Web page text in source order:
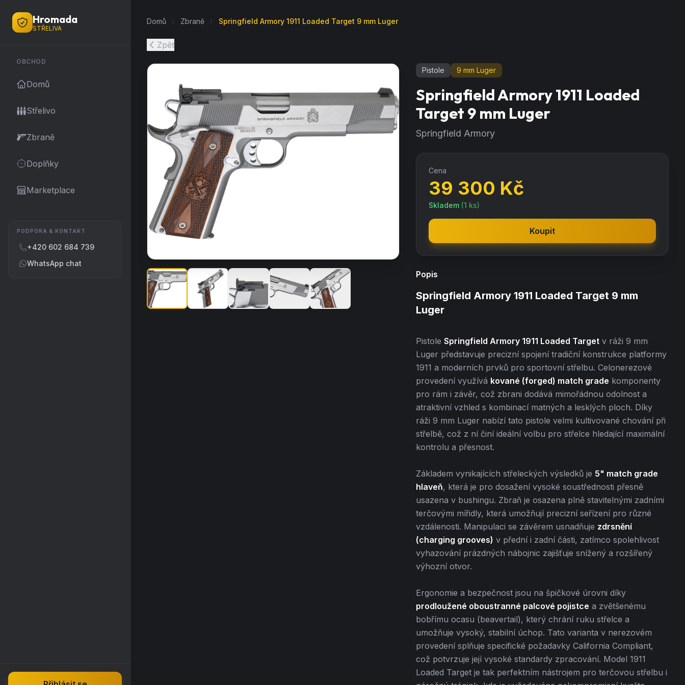
Hromada
STŘELIVA
OBCHOD
Domů
Střelivo
Zbraně
Doplňky
Marketplace
PODPORA & KONTAKT
+420 602 684 739
WhatsApp chat
Domů Zbraně Springfield Armory 1911 Loaded Target 9 mm Luger
Zpět
Pistole 9 mm Luger
Springfield Armory 1911 Loaded
Target 9 mm Luger
Springfield Armory
Cena
39 300 Kč
Skladem (1 ks)
Koupit
Popis
Springfield Armory 1911 Loaded Target 9 mm
Luger
Pistole Springfield Armory 1911 Loaded Target v ráži 9 mm
Luger představuje precizní spojení tradiční konstrukce platformy
1911 a moderních prvků pro sportovní střelbu. Celonerezové
provedení využívá kované (forged) match grade komponenty
pro rám i závěr, což zbrani dodává mimořádnou odolnost a
atraktivní vzhled s kombinací matných a lesklých ploch. Díky
ráži 9 mm Luger nabízí tato pistole velmi kultivované chování při
střelbě, což z ní činí ideální volbu pro střelce hledající maximální
kontrolu a přesnost.
Základem vynikajících střeleckých výsledků je 5" match grade
hlaveň, která je pro dosažení vysoké soustřednosti přesně
usazena v bushingu. Zbraň je osazena plně stavitelnými zadními
terčovými mířidly, která umožňují precizní seřízení pro různé
vzdálenosti. Manipulaci se závěrem usnadňuje zdrsnění
(charging grooves) v přední i zadní části, zatímco spolehlivost
vyhazování prázdných nábojnic zajišťuje snížený a rozšířený
výhozní otvor.
Ergonomie a bezpečnost jsou na špičkové úrovni díky
prodloužené oboustranné palcové pojistce a zvětšenému
bobřímu ocasu (beavertail), který chrání ruku střelce a
umožňuje vysoký, stabilní úchop. Tato varianta v nerezovém
provedení splňuje specifické požadavky California Compliant,
což potvrzuje její vysoké standardy zpracování. Model 1911
Loaded Target je tak perfektním nástrojem pro terčovou střelbu i